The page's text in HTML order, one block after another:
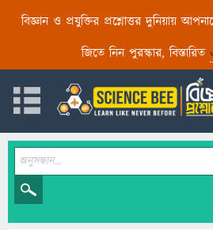
বিজ্ঞান ও প্রযুক্তির প্রশ্নোত্তর দুনিয়ায়
জিতে নিন পুরস্কার, বিস্তারিত